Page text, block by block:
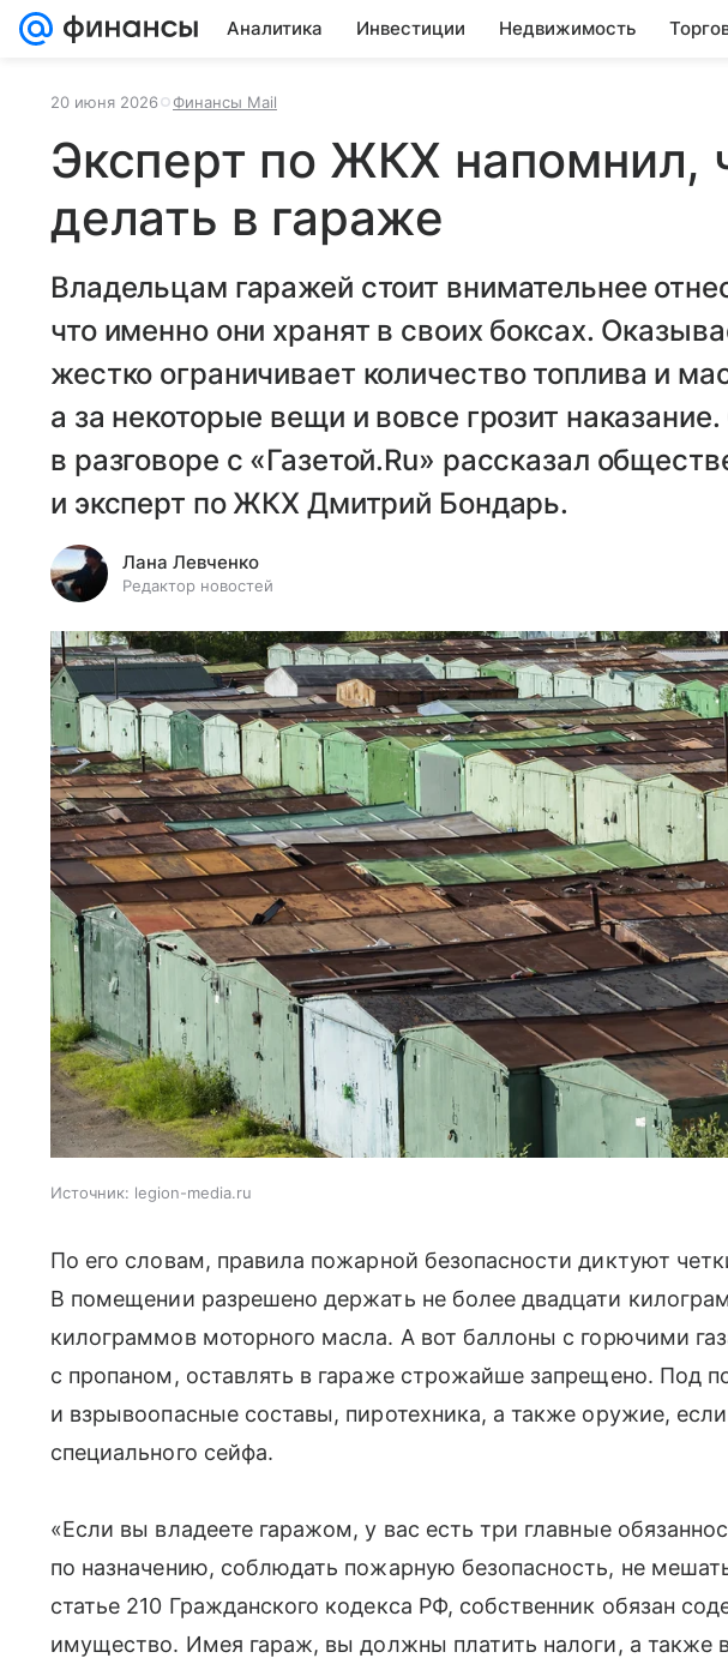
Аналитика Инвестиции Недвижимость
20 июня 2026 Финансы Mail
Эксперт по ЖКХ напомнил,
делать в гараже
Владельцам гаражей стоит внимательнее
что именно они хранят в своих боксах.
жестко ограничивает количество топлива и
а за некоторые вещи и вовсе грозит
в разговоре с «Газетой.Ru» рассказал
и эксперт по ЖКХ Дмитрий Бондарь.
Лана Левченко
Редактор новостей
Источник: legion-media.ru
По его словам, правила пожарной безопасности диктуют
В помещении разрешено держать не более двадцати
килограммов моторного масла. А вот баллоны с горючими
с пропаном, оставлять в гараже строжайше запрещено. Под
и взрывоопасные составы, пиротехника, а также оружие, если
специального сейфа.
«Если вы владеете гаражом, у вас есть три главные
по назначению, соблюдать пожарную безопасность, не
статье 210 Гражданского кодекса РФ, собственник обязан
имущество. Имея гараж, вы должны платить налоги, а также